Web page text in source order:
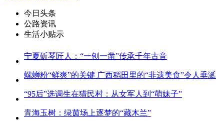
今日头条
公路资讯
生活小贴示
宁夏斫琴匠人：“一刨一凿”传承千年古音
螺蛳粉“鲜爽”的关键 广西稻田里的“非遗美食”令人垂涎
“95后”选调生在猎民村：从女军人到“萌妹子”
青海玉树：绿茵场上逐梦的“藏木兰”